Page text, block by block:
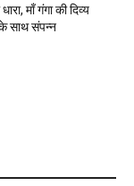
माँ गंगा की दिव्य
साथ संपन्न